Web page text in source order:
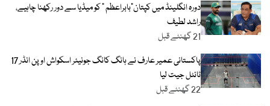
دورہ انگلینڈ میں کپتان”بابراعظم ” کو میڈیا سے دور رکھنا چاہیے،
راشد لطیف
21 گھنٹے قبل
پاکستانی عمیر عارف نے ہانگ کانگ جونیئر اسکواش اوپن انڈر 17
ٹائٹل جیت لیا
22 گھنٹے قبل